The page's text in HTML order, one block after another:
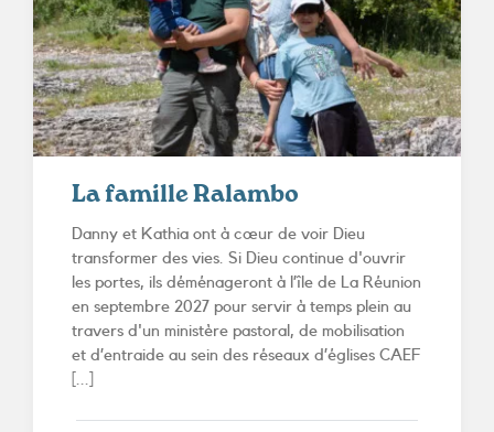
La famille Ralambo
Danny et Kathia ont à cœur de voir Dieu
transformer des vies. Si Dieu continue d'ouvrir
les portes, ils déménageront à l’île de La Réunion
en septembre 2027 pour servir à temps plein au
travers d'un ministère pastoral, de mobilisation
et d’entraide au sein des réseaux d’églises CAEF